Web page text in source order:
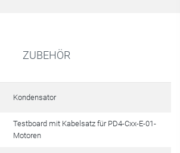
ZUBEHÖR
Kondensator
Testboard mit Kabelsatz für PD4-Cxx-E-01-
Motoren